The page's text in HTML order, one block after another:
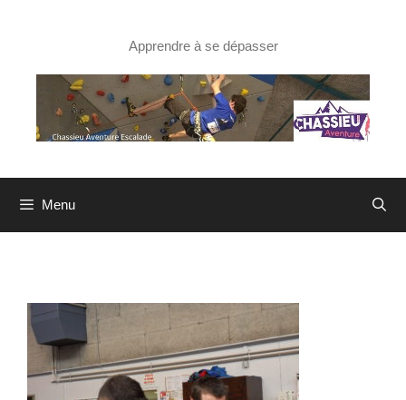
Apprendre à se dépasser
Menu